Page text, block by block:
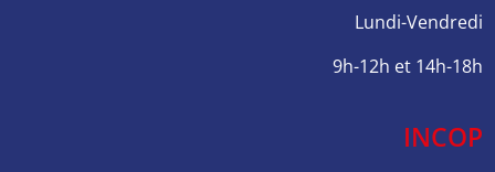
Lundi-Vendredi
9h-12h et 14h-18h
INCOP